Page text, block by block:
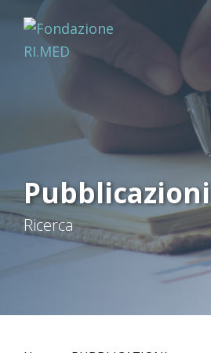
Pubblicazioni
Ricerca